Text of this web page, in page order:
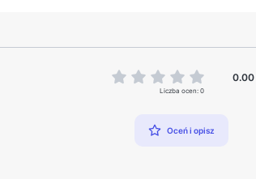
0.00
Liczba ocen: 0
Oceń i opisz